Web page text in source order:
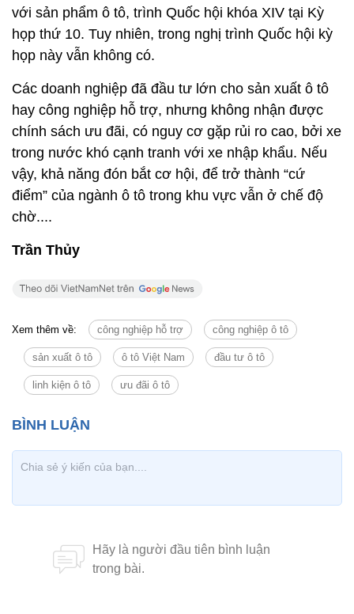
với sản phẩm ô tô, trình Quốc hội khóa XIV tại Kỳ
họp thứ 10. Tuy nhiên, trong nghị trình Quốc hội kỳ
họp này vẫn không có.
Các doanh nghiệp đã đầu tư lớn cho sản xuất ô tô
hay công nghiệp hỗ trợ, nhưng không nhận được
chính sách ưu đãi, có nguy cơ gặp rủi ro cao, bởi xe
trong nước khó cạnh tranh với xe nhập khẩu. Nếu
vậy, khả năng đón bắt cơ hội, để trở thành “cứ
điểm” của ngành ô tô trong khu vực vẫn ở chế độ
chờ....
Trần Thủy
Xem thêm về: công nghiệp hỗ trợ công nghiệp ô tô
sản xuất ô tô ô tô Việt Nam đầu tư ô tô
linh kiện ô tô ưu đãi ô tô